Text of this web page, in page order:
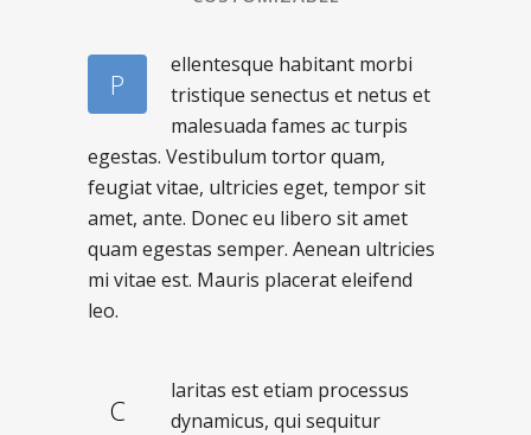
P
ellentesque habitant morbi
tristique senectus et netus et
malesuada fames ac turpis
egestas. Vestibulum tortor quam,
feugiat vitae, ultricies eget, tempor sit
amet, ante. Donec eu libero sit amet
quam egestas semper. Aenean ultricies
mi vitae est. Mauris placerat eleifend
leo.
C
laritas est etiam processus
dynamicus, qui sequitur